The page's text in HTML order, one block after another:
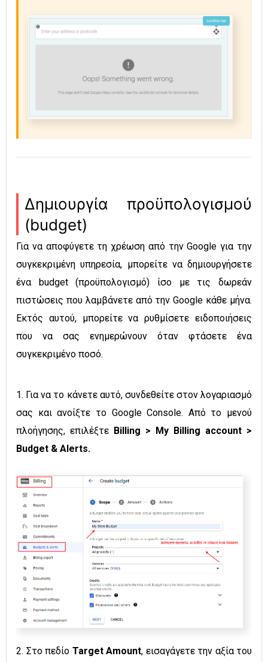
Δημιουργία προϋπολογισμού
(budget)
Για να αποφύγετε τη χρέωση από την Google για την
συγκεκριμένη υπηρεσία, μπορείτε να δημιουργήσετε
ένα budget (προϋπολογισμό) ίσο με τις δωρεάν
πιστώσεις που λαμβάνετε από την Google κάθε μήνα.
Εκτός αυτού, μπορείτε να ρυθμίσετε ειδοποιήσεις
που να σας ενημερώνουν όταν φτάσετε ένα
συγκεκριμένο ποσό.
1. Για να το κάνετε αυτό, συνδεθείτε στον λογαριασμό
σας και ανοίξτε το Google Console. Από το μενού
πλοήγησης, επιλέξτε Billing > My Billing account >
Budget & Alerts.
2. Στο πεδίο Target Amount, εισαγάγετε την αξία του